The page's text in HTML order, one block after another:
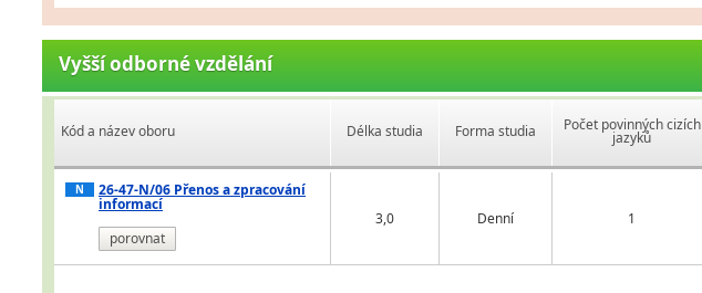
Vyšší odborné vzdělání
Kód a název oboru
N 26-47-N/06 Přenos a zpracování
informací
porovnat
Délka studia Forma studia Počet povinných cizích
jazyků
3,0 Denní 1